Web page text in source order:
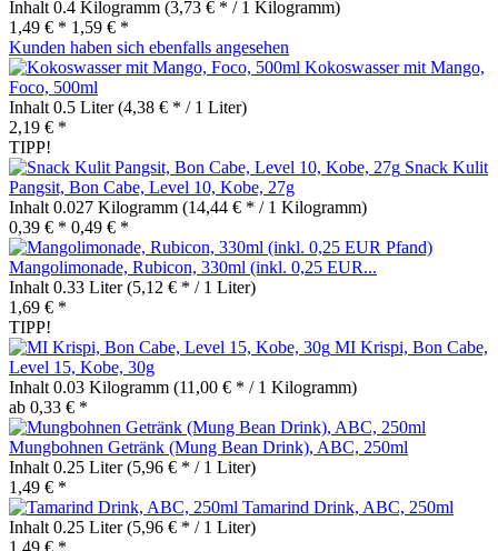
Inhalt 0.4 Kilogramm (3,73 € * / 1 Kilogramm)
1,49 € * 1,59 € *
Kunden haben sich ebenfalls angesehen
Kokoswasser mit Mango,
Foco, 500ml
Inhalt 0.5 Liter(4,38 € * / 1 Liter)
2,19 € *
TIPP!
Snack Kulit
Pangsit, Bon Cabe, Level 10, Kobe, 27g
Inhalt 0.027 Kilogramm (14,44 € * / 1 Kilogramm)
0,39 € * 0,49 € *
Mangolimonade, Rubicon, 330ml (inkl. 0,25 EUR...
Inhalt 0.33 Liter(5,12 € * / 1 Liter)
1,69 € *
TIPP!
MI Krispi, Bon Cabe,
Level 15, Kobe, 30g
Inhalt 0.03 Kilogramm (11,00 € * / 1 Kilogramm)
ab 0,33 € *
Mungbohnen Getränk (Mung Bean Drink), ABC, 250ml
Inhalt 0.25 Liter(5,96 € * / 1 Liter)
1,49 € *
Tamarind Drink, ABC, 250ml
Inhalt 0.25 Liter(5,96 € * / 1 Liter)
1,49 € *